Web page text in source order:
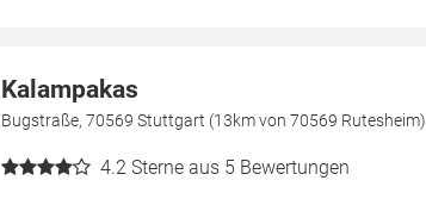
Kalampakas
Bugstraße, 70569 Stuttgart (13km von 70569 Rutesheim)
4.2 Sterne aus 5 Bewertungen